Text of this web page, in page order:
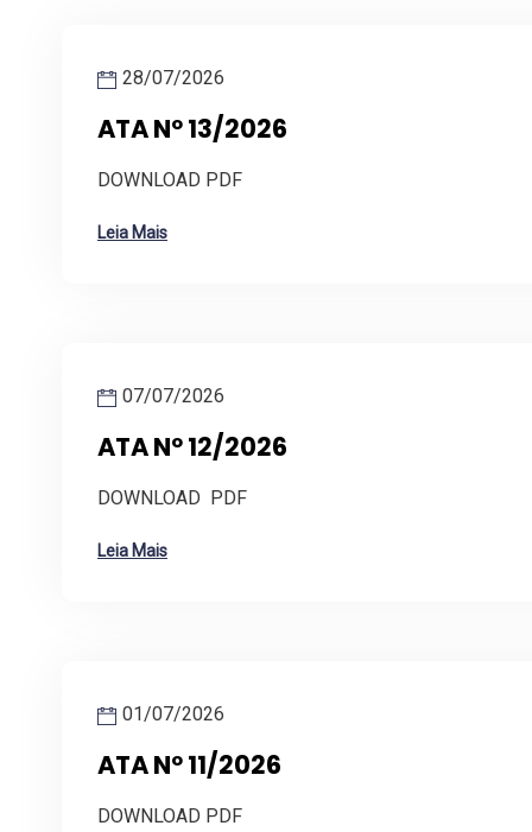
28/07/2026
ATA Nº 13/2026
DOWNLOAD PDF
Leia Mais
07/07/2026
ATA Nº 12/2026
DOWNLOAD PDF
Leia Mais
01/07/2026
ATA Nº 11/2026
DOWNLOAD PDF